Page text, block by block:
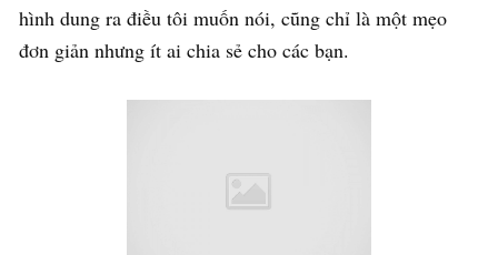
hình dung ra điều tôi muốn nói, cũng chỉ là một mẹo
đơn giản nhưng ít ai chia sẻ cho các bạn.